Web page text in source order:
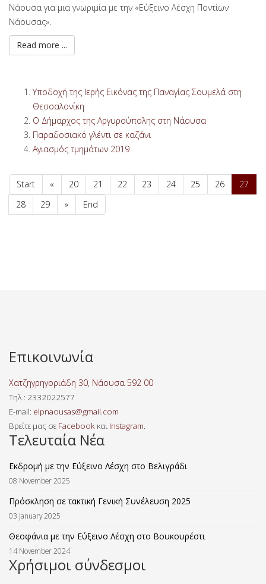
Νάουσα για μια γνωριμία με την «Εύξεινο Λέσχη Ποντίων
Νάουσας».
Read more ...
Υποδοχή της Ιερής Εικόνας της Παναγίας Σουμελά στη
Θεσσαλονίκη
Ο Δήμαρχος της Αργυρούπολης στη Νάουσα
Παραδοσιακό γλέντι σε καζάνι
Αγιασμός τμημάτων 2019
Start « 20 21 22 23 24 25 26
27
28
29 » End
Επικοινωνία
Χατζηγρηγοριάδη 30, Νάουσα 592 00
Τηλ.: 2332022577
E-mail: elpnaousas@gmail.com
Βρείτε μας σε Facebook και Instagram.
Τελευταία Νέα
Εκδρομή με την Εύξεινο Λέσχη στο Βελιγράδι
08 November 2025
Πρόσκληση σε τακτική Γενική Συνέλευση 2025
03 January 2025
Θεοφάνια με την Εύξεινο Λέσχη στο Βουκουρέστι
14 November 2024
Χρήσιμοι σύνδεσμοι